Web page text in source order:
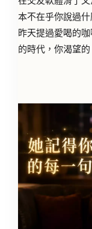
本不在乎你說過什
昨天提過愛喝的
的時代， 你渴望